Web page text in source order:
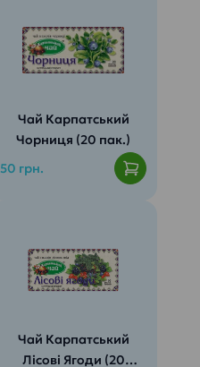
Чай Карпатський
Чорниця (20 пак.)
50 грн.
Чай Карпатський
Лісові Ягоди (20